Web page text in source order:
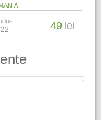
49 lei